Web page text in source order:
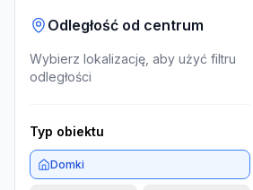
Odległość od centrum
Wybierz lokalizację, aby użyć filtru
odległości
Typ obiektu
Domki